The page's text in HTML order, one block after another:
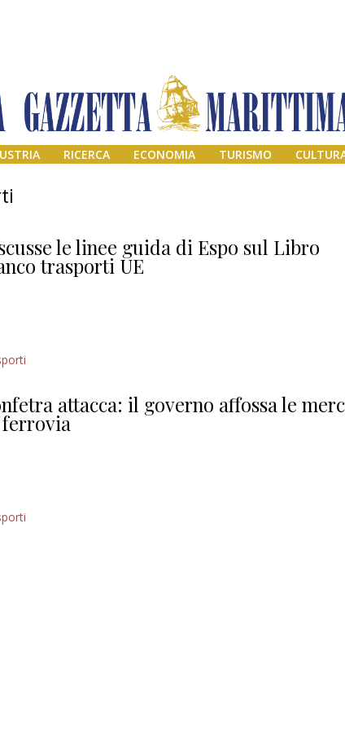
RICERCA ECONOMIA TURISMO
le linee guida di Espo sul Libro
trasporti UE
attacca: il governo affossa le
ferrovia